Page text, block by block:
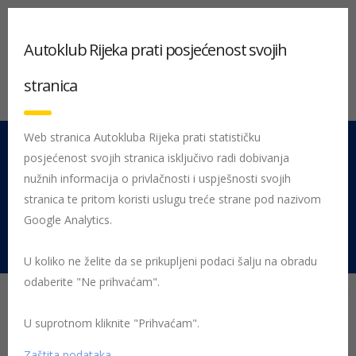
051 212 442 Centrala
Pon - Pet 08:00 - 16:00
Rujevica 9/1, 51000 Rijeka
Početna Posljednje objavljene novosti
Autoklub Rijeka prati posjećenost svojih
stranica
Web stranica Autokluba Rijeka prati statističku
posjećenost svojih stranica isključivo radi dobivanja
nužnih informacija o privlačnosti i uspješnosti svojih
stranica te pritom koristi uslugu treće strane pod nazivom
Google Analytics.
U koliko ne želite da se prikupljeni podaci šalju na obradu
odaberite "Ne prihvaćam".
U suprotnom kliknite "Prihvaćam".